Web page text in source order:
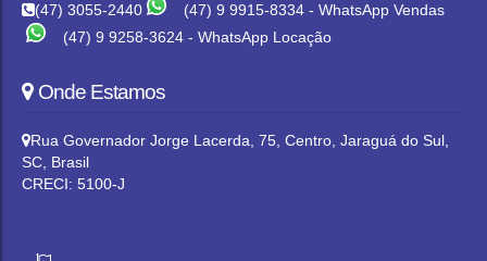
(47) 3055-2440
(47) 9 9915-8334 - WhatsApp Vendas
(47) 9 9258-3624 - WhatsApp Locação
Onde Estamos
Rua Governador Jorge Lacerda, 75, Centro, Jaraguá do Sul,
SC, Brasil
CRECI: 5100-J